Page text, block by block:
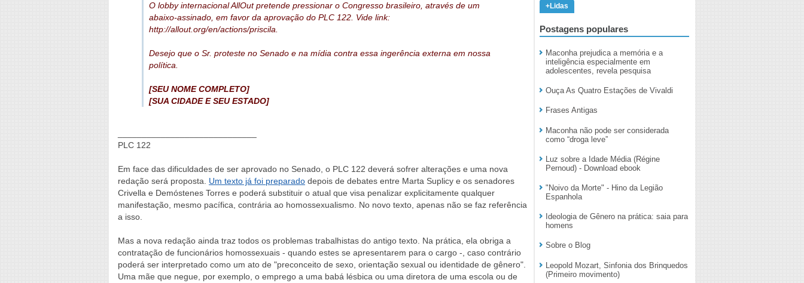
O lobby internacional AllOut pretende pressionar o Congresso brasileiro, através de um
abaixo-assinado, em favor da aprovação do PLC 122. Vide link:
http://allout.org/en/actions/priscila.
Desejo que o Sr. proteste no Senado e na mídia contra essa ingerência externa em nossa
política.
[SEU NOME COMPLETO]
[SUA CIDADE E SEU ESTADO]
PLC 122
Em face das dificuldades de ser aprovado no Senado, o PLC 122 deverá sofrer alterações e uma nova
redação será proposta. Um texto já foi preparado depois de debates entre Marta Suplicy e os senadores
Crivella e Demóstenes Torres e poderá substituir o atual que visa penalizar explicitamente qualquer
manifestação, mesmo pacífica, contrária ao homossexualismo. No novo texto, apenas não se faz referência
a isso.
Mas a nova redação ainda traz todos os problemas trabalhistas do antigo texto. Na prática, ela obriga a
contratação de funcionários homossexuais - quando estes se apresentarem para o cargo -, caso contrário
poderá ser interpretado como um ato de "preconceito de sexo, orientação sexual ou identidade de gênero".
Uma mãe que negue, por exemplo, o emprego a uma babá lésbica ou uma diretora de uma escola ou de
+Lidas
Postagens populares
Maconha prejudica a memória e a
inteligência especialmente em
adolescentes, revela pesquisa
Ouça As Quatro Estações de Vivaldi
Frases Antigas
Maconha não pode ser considerada
como “droga leve”
Luz sobre a Idade Média (Régine
Pernoud) - Download ebook
"Noivo da Morte" - Hino da Legião
Espanhola
Ideologia de Gênero na prática: saia para
homens
Sobre o Blog
Leopold Mozart, Sinfonia dos Brinquedos
(Primeiro movimento)